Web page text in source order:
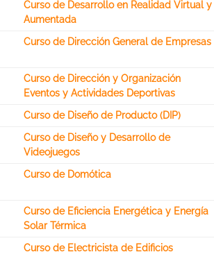
Curso de Desarrollo en Realidad Virtual y
Aumentada
Curso de Dirección General de Empresas
Curso de Dirección y Organización
Eventos y Actividades Deportivas
Curso de Diseño de Producto (DIP)
Curso de Diseño y Desarrollo de
Videojuegos
Curso de Domótica
Curso de Eficiencia Energética y Energía
Solar Térmica
Curso de Electricista de Edificios